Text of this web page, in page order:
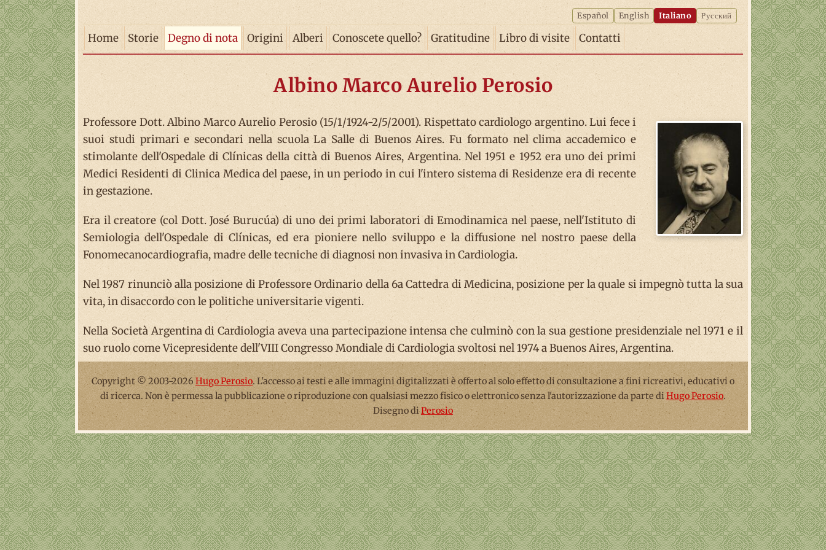
Español English Italiano Русский
Home Storie Degno di nota Origini Alberi Conoscete quello? Gratitudine Libro di visite Contatti
Albino Marco Aurelio Perosio
Professore Dott. Albino Marco Aurelio Perosio (15/1/1924-2/5/2001). Rispettato cardiologo argentino. Lui fece i
suoi studi primari e secondari nella scuola La Salle di Buenos Aires. Fu formato nel clima accademico e
stimolante dell'Ospedale di Clínicas della città di Buenos Aires, Argentina. Nel 1951 e 1952 era uno dei primi
Medici Residenti di Clinica Medica del paese, in un periodo in cui l'intero sistema di Residenze era di recente
in gestazione.
Era il creatore (col Dott. José Burucúa) di uno dei primi laboratori di Emodinamica nel paese, nell'Istituto di
Semiologia dell'Ospedale di Clínicas, ed era pioniere nello sviluppo e la diffusione nel nostro paese della
Fonomecanocardiografia, madre delle tecniche di diagnosi non invasiva in Cardiologia.
Nel 1987 rinunciò alla posizione di Professore Ordinario della 6a Cattedra di Medicina, posizione per la quale si impegnò tutta la sua
vita, in disaccordo con le politiche universitarie vigenti.
Nella Società Argentina di Cardiologia aveva una partecipazione intensa che culminò con la sua gestione presidenziale nel 1971 e il
suo ruolo come Vicepresidente dell'VIII Congresso Mondiale di Cardiologia svoltosi nel 1974 a Buenos Aires, Argentina.
Copyright © 2003-2026 Hugo Perosio. L'accesso ai testi e alle immagini digitalizzati è offerto al solo effetto di consultazione a fini ricreativi, educativi o
di ricerca. Non è permessa la pubblicazione o riproduzione con qualsiasi mezzo fisico o elettronico senza l'autorizzazione da parte diHugo Perosio.
Disegno diPerosio